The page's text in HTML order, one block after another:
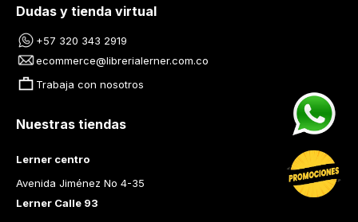
Dudas y tienda virtual
+57 320 343 2919
ecommerce@librerialerner.com.co
Trabaja con nosotros
Nuestras tiendas
Lerner centro
Avenida Jiménez No 4-35
Lerner Calle 93